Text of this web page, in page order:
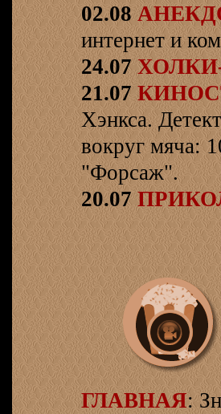
02.08
интернет и
24.07
21.07
Хэнкса.
вокруг мяча:
"Форсаж".
20.07
ГЛАВНАЯ: